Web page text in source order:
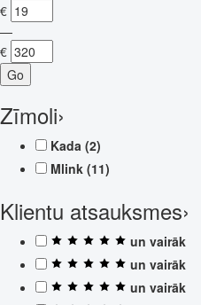
€
—
€
Go
Zīmoli›
Kada (2)
Mlink (11)
Klientu atsauksmes›
un vairāk
un vairāk
un vairāk